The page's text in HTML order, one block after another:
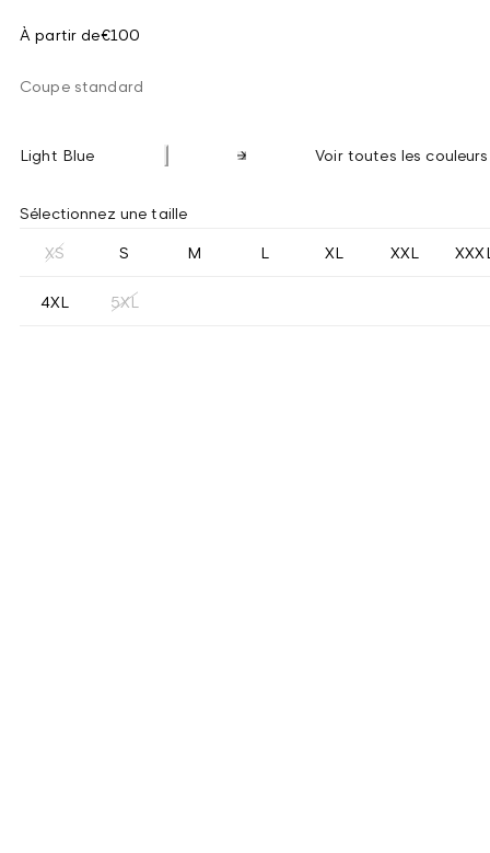
À partir de€100
Coupe standard
Light Blue Voir toutes les couleurs
Sélectionnez une taille
XS S M L XL XXL
4XL 5XL